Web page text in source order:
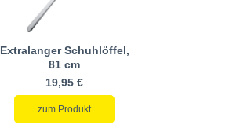
Extralanger Schuhlöffel,
81 cm
19,95 €
zum Produkt